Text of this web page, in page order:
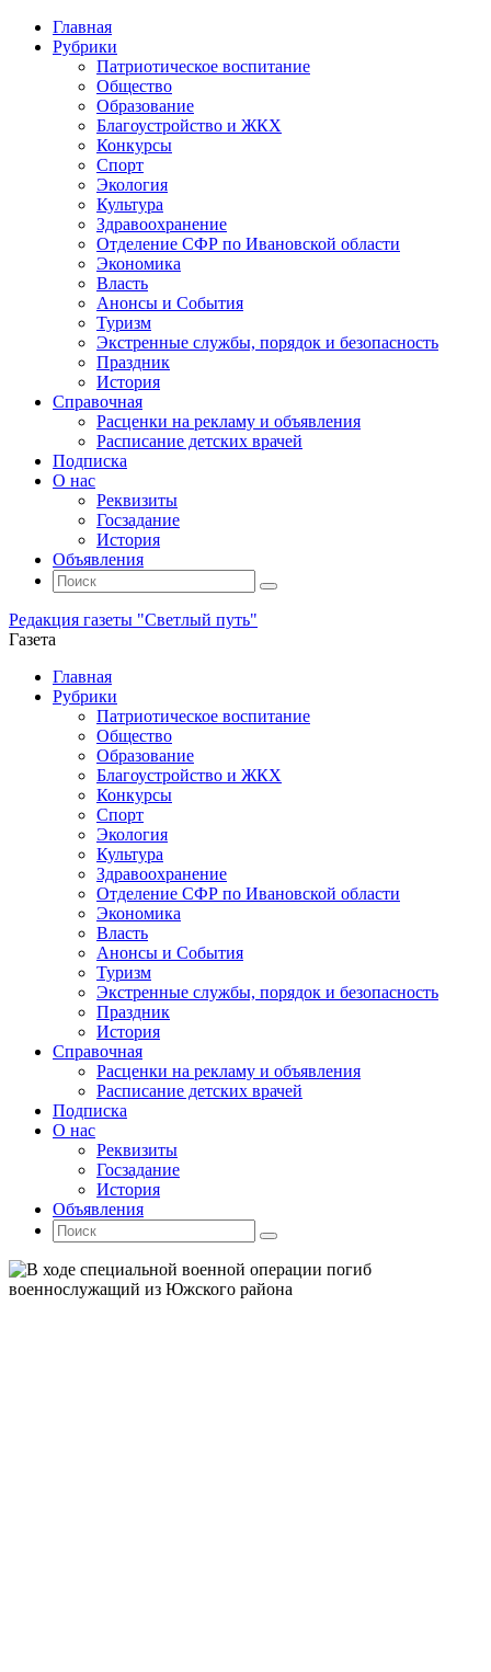
Главная
Рубрики
Патриотическое воспитание
Общество
Образование
Благоустройство и ЖКХ
Конкурсы
Спорт
Экология
Культура
Здравоохранение
Отделение СФР по Ивановской области
Экономика
Власть
Анонсы и События
Туризм
Экстренные службы, порядок и безопасность
Праздник
История
Справочная
Расценки на рекламу и объявления
Расписание детских врачей
Подписка
О нас
Реквизиты
Госзадание
История
Объявления
Поиск
Искать:
Поиск
Редакция газеты "Светлый путь"
Газета
Промотать
содержимому
Главная
Рубрики
Патриотическое воспитание
Общество
Образование
Благоустройство и ЖКХ
Конкурсы
Спорт
Экология
Культура
Здравоохранение
Отделение СФР по Ивановской области
Экономика
Власть
Анонсы и События
Туризм
Экстренные службы, порядок и безопасность
Праздник
История
Справочная
Расценки на рекламу и объявления
Расписание детских врачей
Подписка
О нас
Реквизиты
Госзадание
История
Объявления
Поиск
Искать:
Поиск